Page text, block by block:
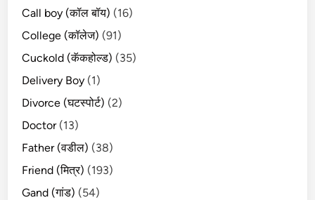
Call boy (कॉल बॉय) (16)
College (कॉलेज) (91)
Cuckold (कॅकहोल्ड) (35)
Delivery Boy (1)
Divorce (घटस्पोर्ट) (2)
Doctor(13)
Father (वडील) (38)
Friend (मित्र) (193)
Gand (गांड) (54)